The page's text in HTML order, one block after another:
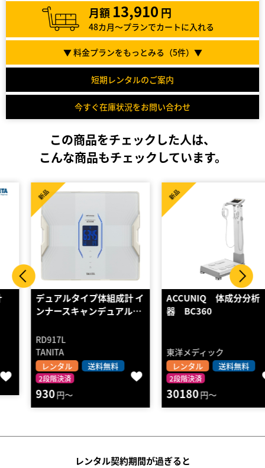
月額 13,910 円
48カ月～プランでカートに入れる
▼ 料金プランをもっとみる（5件）▼
短期レンタルのご案内
今すぐ在庫状況をお問い合わせ
この商品をチェックした人は、
こんな商品もチェックしています。
デュアルタイプ体組成計 イ
ンナースキャンデュアル…
RD917L
TANITA
レンタル 送料無料
2段階決済
930 円～
ACCUNIQ 体成分分析
器 BC360
東洋メディック
レンタル 送料無料
2段階決済
30180円～
レンタル契約期間が過ぎると